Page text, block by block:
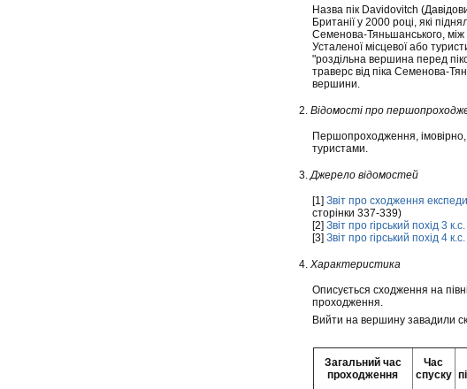
Назва пік Davidovitch
Британії у 2000 році, які
Семенова-Тяньшанського, між
Усталеної місцевої або
"роздільна вершина перед
траверс від піка Семенова-
вершини.
2. Відомості про
Першопроходження,
туристами.
3.Джерело відомостей
[1]Звіт про сходження
сторінки 337-339)
[2]Звіт про гірський похід 3
[3]Звіт про гірський похід 4
4. Характеристика
Описується сходження на
проходження.
Вийти на вершину завадили
Загальний час
проходження
Час
спуску